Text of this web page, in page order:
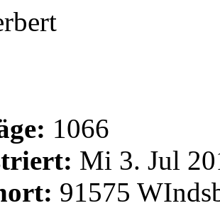
1066
Mi 3. Jul
91575